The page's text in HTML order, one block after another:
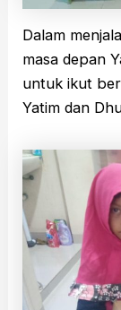
Dalam
masa depan
untuk ikut
Yatim dan